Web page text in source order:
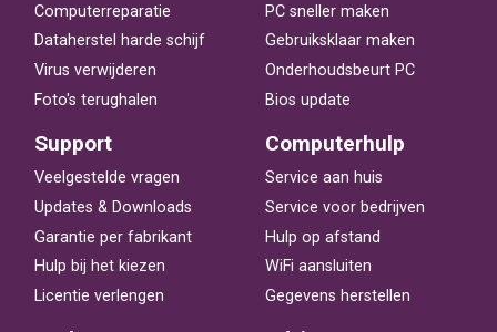
Computerreparatie
Dataherstel harde schijf
Virus verwijderen
Foto's terughalen
PC sneller maken
Gebruiksklaar maken
Onderhoudsbeurt PC
Bios update
Support
Veelgestelde vragen
Updates & Downloads
Garantie per fabrikant
Hulp bij het kiezen
Licentie verlengen
Computerhulp
Service aan huis
Service voor bedrijven
Hulp op afstand
WiFi aansluiten
Gegevens herstellen